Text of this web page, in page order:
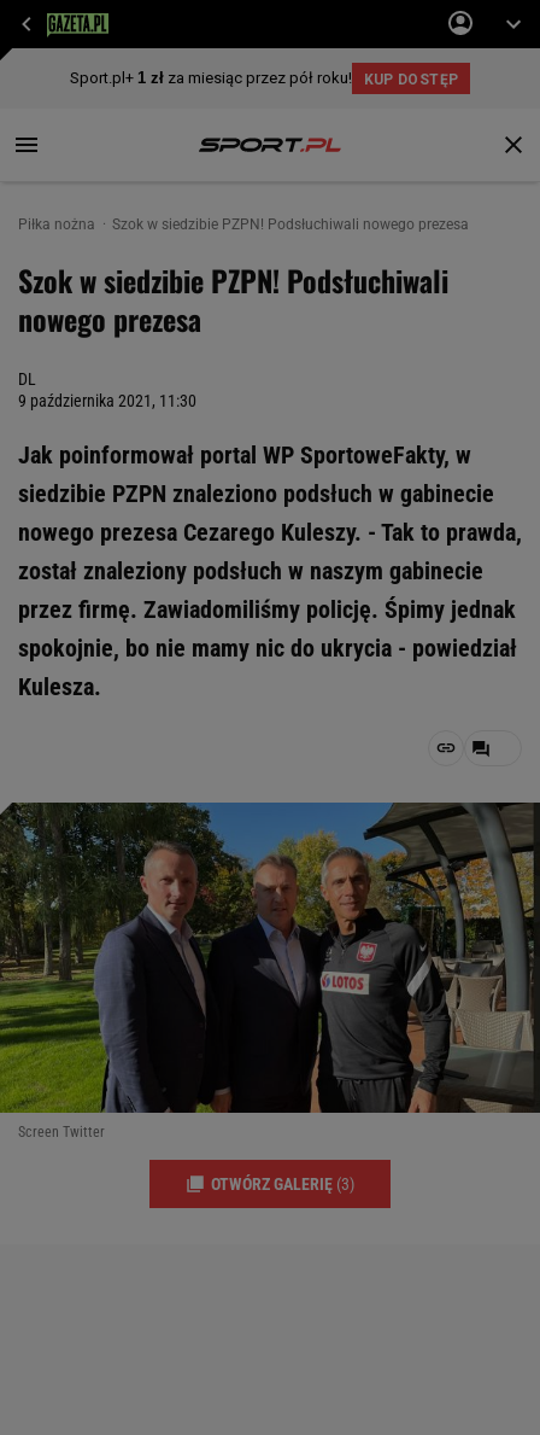
Piłka nożna Szok w siedzibie PZPN! Podsłuchiwali nowego prezesa
Szok w siedzibie PZPN! Podsłuchiwali
nowego prezesa
DL
9 października 2021, 11:30
Jak poinformował portal WP SportoweFakty, w
siedzibie PZPN znaleziono podsłuch w gabinecie
nowego prezesa Cezarego Kuleszy. - Tak to prawda,
został znaleziony podsłuch w naszym gabinecie
przez firmę. Zawiadomiliśmy policję. Śpimy jednak
spokojnie, bo nie mamy nic do ukrycia - powiedział
Kulesza.
Screen Twitter
OTWÓRZ GALERIĘ (3)